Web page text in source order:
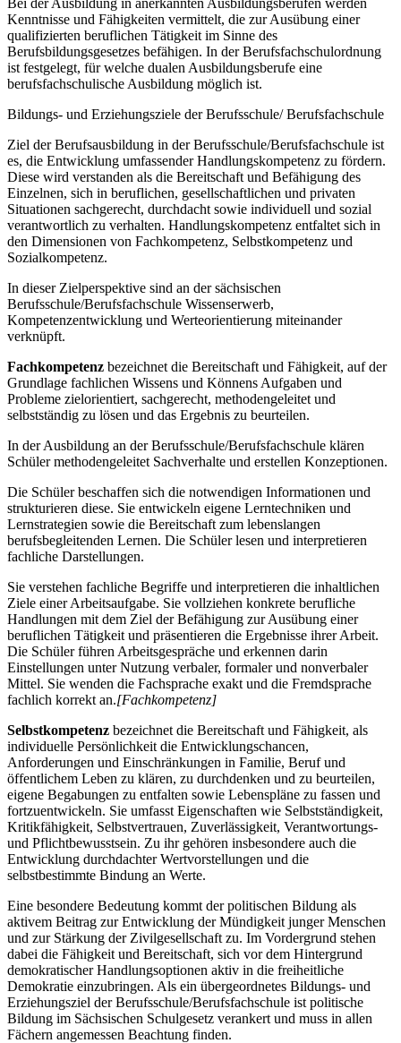
Kenntnisse und Fähigkeiten vermittelt, die zur Ausübung einer
qualifizierten beruflichen Tätigkeit im Sinne des
Berufsbildungsgesetzes befähigen. In der Berufsfachschulordnung
ist festgelegt, für welche dualen Ausbildungsberufe eine
berufsfachschulische Ausbildung möglich ist.
Bildungs- und Erziehungsziele der Berufsschule/ Berufsfachschule
Ziel der Berufsausbildung in der Berufsschule/Berufsfachschule ist
es, die Entwicklung umfassender Handlungskompetenz zu fördern.
Diese wird verstanden als die Bereitschaft und Befähigung des
Einzelnen, sich in beruflichen, gesellschaftlichen und privaten
Situationen sachgerecht, durchdacht sowie individuell und sozial
verantwortlich zu verhalten. Handlungskompetenz entfaltet sich in
den Dimensionen von Fachkompetenz, Selbstkompetenz und
Sozialkompetenz.
In dieser Zielperspektive sind an der sächsischen
Berufsschule/Berufsfachschule Wissenserwerb,
Kompetenzentwicklung und Werteorientierung miteinander
verknüpft.
Fachkompetenz bezeichnet die Bereitschaft und Fähigkeit, auf der
Grundlage fachlichen Wissens und Könnens Aufgaben und
Probleme zielorientiert, sachgerecht, methodengeleitet und
selbstständig zu lösen und das Ergebnis zu beurteilen.
In der Ausbildung an der Berufsschule/Berufsfachschule klären
Schüler methodengeleitet Sachverhalte und erstellen Konzeptionen.
Die Schüler beschaffen sich die notwendigen Informationen und
strukturieren diese. Sie entwickeln eigene Lerntechniken und
Lernstrategien sowie die Bereitschaft zum lebenslangen
berufsbegleitenden Lernen. Die Schüler lesen und interpretieren
fachliche Darstellungen.
Sie verstehen fachliche Begriffe und interpretieren die inhaltlichen
Ziele einer Arbeitsaufgabe. Sie vollziehen konkrete berufliche
Handlungen mit dem Ziel der Befähigung zur Ausübung einer
beruflichen Tätigkeit und präsentieren die Ergebnisse ihrer Arbeit.
Die Schüler führen Arbeitsgespräche und erkennen darin
Einstellungen unter Nutzung verbaler, formaler und nonverbaler
Mittel. Sie wenden die Fachsprache exakt und die Fremdsprache
fachlich korrekt an.[Fachkompetenz]
Selbstkompetenz bezeichnet die Bereitschaft und Fähigkeit, als
individuelle Persönlichkeit die Entwicklungschancen,
Anforderungen und Einschränkungen in Familie, Beruf und
öffentlichem Leben zu klären, zu durchdenken und zu beurteilen,
eigene Begabungen zu entfalten sowie Lebenspläne zu fassen und
fortzuentwickeln. Sie umfasst Eigenschaften wie Selbstständigkeit,
Kritikfähigkeit, Selbstvertrauen, Zuverlässigkeit, Verantwortungs-
und Pflichtbewusstsein. Zu ihr gehören insbesondere auch die
Entwicklung durchdachter Wertvorstellungen und die
selbstbestimmte Bindung an Werte.
Eine besondere Bedeutung kommt der politischen Bildung als
aktivem Beitrag zur Entwicklung der Mündigkeit junger Menschen
und zur Stärkung der Zivilgesellschaft zu. Im Vordergrund stehen
dabei die Fähigkeit und Bereitschaft, sich vor dem Hintergrund
demokratischer Handlungsoptionen aktiv in die freiheitliche
Demokratie einzubringen. Als ein übergeordnetes Bildungs- und
Erziehungsziel der Berufsschule/Berufsfachschule ist politische
Bildung im Sächsischen Schulgesetz verankert und muss in allen
Fächern angemessen Beachtung finden.